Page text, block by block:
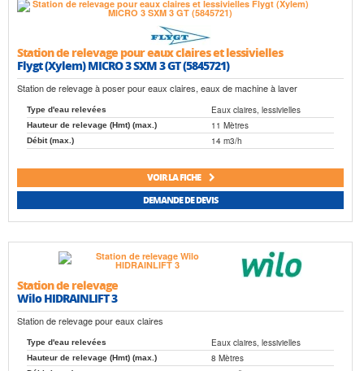
Station de relevage pour eaux claires et lessivielles
Flygt (Xylem) MICRO 3 SXM 3 GT (5845721)
Station de relevage à poser pour eaux claires, eaux de machine à laver
Type d'eau relevées Eaux claires, lessivielles
Hauteur de relevage (Hmt) (max.) 11 Mètres
Débit (max.) 14 m3/h
VOIR LA FICHE
DEMANDE DE DEVIS
Station de relevage
Wilo HIDRAINLIFT 3
Station de relevage pour eaux claires
Type d'eau relevées Eaux claires, lessivielles
Hauteur de relevage (Hmt) (max.) 8 Mètres